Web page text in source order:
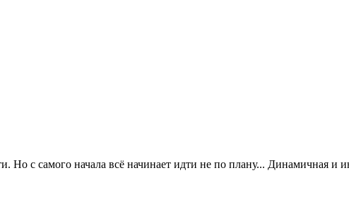
с самого начала всё начинает идти не по плану... Динамичная и